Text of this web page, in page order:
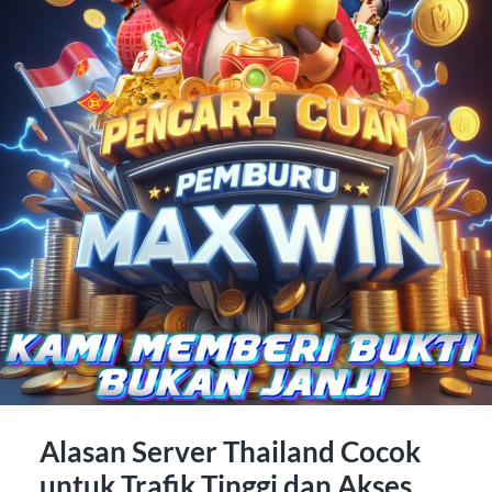
Alasan Server Thailand Cocok